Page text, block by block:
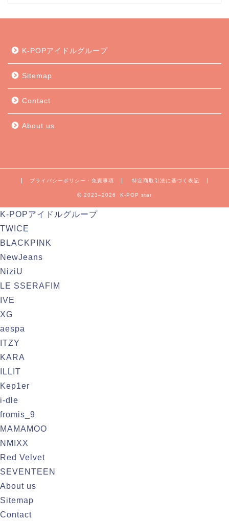
K-POPアイドルグループ
Sitemap
Contact
About us
プライバシーポリシー・免責事項 特定商取引法に基づく表記
2023–2026 K-POP star
K-POPアイドルグループ
TWICE
BLACKPINK
NewJeans
NiziU
LE SSERAFIM
IVE
XG
aespa
ITZY
KARA
ILLIT
Kep1er
i-dle
fromis_9
MAMAMOO
NMIXX
Red Velvet
SEVENTEEN
About us
Sitemap
Contact